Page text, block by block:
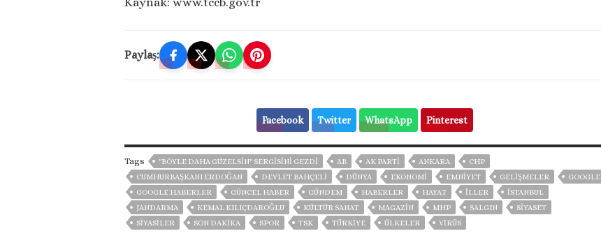
Kaynak: www.tccb.gov.tr
Paylaş:
Facebook Twitter WhatsApp Pinterest
Tags "BÖYLE DAHA GÜZELSIN" SERGISINI GEZDI AB AK PARTİ ANKARA
CHP
CUMHURBAŞKANI ERDOĞAN
DEVLET BAHÇELİ DÜNYA EKONOMİ EMNİYET GELIŞMELER
GOOGLE
GOOGLE HABERLER
GÜNCEL HABER GÜNDEM HABERLER HAYAT İLLER
ISTANBUL
JANDARMA
KEMAL KILIÇDAROĞLU KÜLTÜR SANAT MAGAZİN MHP SALGIN
SİYASET
SİYASİLER
SON DAKIKA SPOR TSK TÜRKİYE ÜLKELER VIRÜS